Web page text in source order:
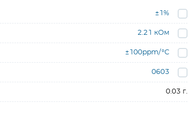
±1%
2.21 кОм
±100ppm/°C
0603
0.03 г.